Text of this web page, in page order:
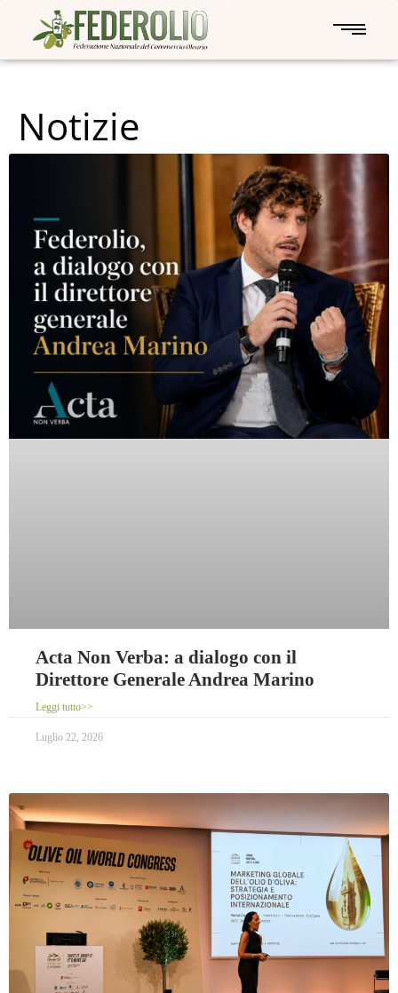
Notizie
Acta Non Verba: a dialogo con il
Direttore Generale Andrea Marino
Leggi tutto>>
Luglio 22, 2026